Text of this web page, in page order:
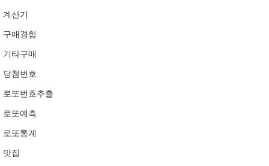
계산기
구매경험
기타구매
당첨번호
로또번호추출
로또예측
로또통계
맛집